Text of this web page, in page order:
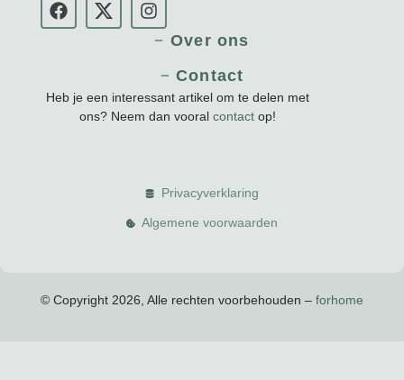
Over ons
Contact
Heb je een interessant artikel om te delen met
ons? Neem dan vooralcontact op!
Privacyverklaring
Algemene voorwaarden
© Copyright 2026, Alle rechten voorbehouden – forhome